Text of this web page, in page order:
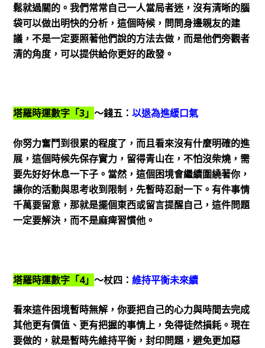
鬆就過關的。我們常常自己一人當局者迷，沒有清晰的腦
袋可以做出明快的分析，這個時候，問問身邊親友的建
議，不是一定要照著他們說的方法去做，而是他們旁觀者
清的角度，可以提供給你更好的啟發。
塔羅時運數字「3」 ～錢五： 以退為進緩口氣
你努力奮鬥到很累的程度了，而且看來沒有什麼明確的進
展，這個時候先保存實力，留得青山在，不怕沒柴燒，需
要先好好休息一下子。當然，這個困境會繼續圍繞著你，
讓你的活動與思考收到限制，先暫時忍耐一下。有件事情
千萬要留意，那就是擺個東西或留言提醒自己，這件問題
一定要解決，而不是麻痺習慣他。
塔羅時運數字「4」 ～杖四： 維持平衡未來續
看來這件困境暫時無解，你要把自己的心力與時間去完成
其他更有價值、更有把握的事情上，免得徒然損耗。現在
要做的，就是暫時先維持平衡，封印問題，避免更加惡